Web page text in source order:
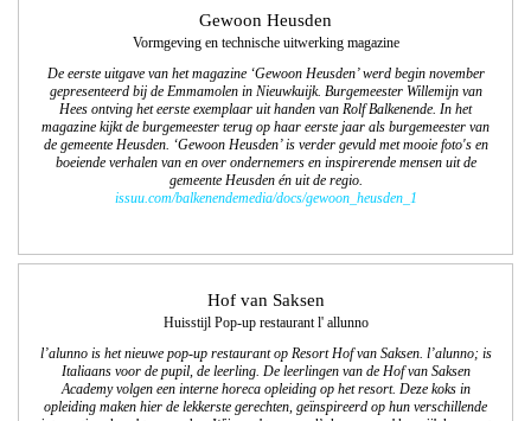
Gewoon Heusden
Vormgeving en technische uitwerking magazine
De eerste uitgave van het magazine ‘Gewoon Heusden’ werd begin november
gepresenteerd bij de Emmamolen in Nieuwkuijk. Burgemeester Willemijn van
Hees ontving het eerste exemplaar uit handen van Rolf Balkenende. In het
magazine kijkt de burgemeester terug op haar eerste jaar als burgemeester van
de gemeente Heusden. ‘Gewoon Heusden’ is verder gevuld met mooie foto's en
boeiende verhalen van en over ondernemers en inspirerende mensen uit de
gemeente Heusden én uit de regio.
issuu.com/balkenendemedia/docs/gewoon_heusden_1
Hof van Saksen
Huisstijl Pop-up restaurant l' allunno
l’alunno is het nieuwe pop-up restaurant op Resort Hof van Saksen. l’alunno; is
Italiaans voor de pupil, de leerling. De leerlingen van de Hof van Saksen
Academy volgen een interne horeca opleiding op het resort. Deze koks in
opleiding maken hier de lekkerste gerechten, geïnspireerd op hun verschillende